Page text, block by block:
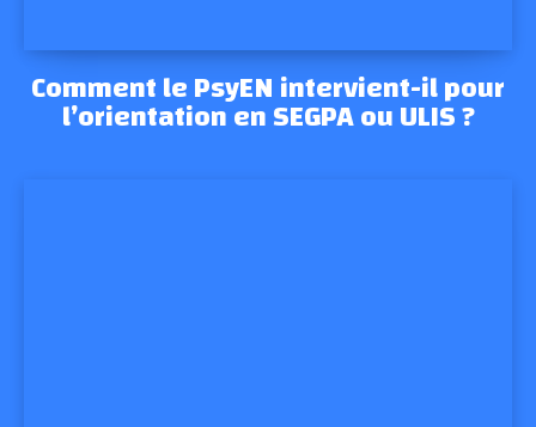
Comment le PsyEN intervient-il pour
l’orientation en SEGPA ou ULIS ?